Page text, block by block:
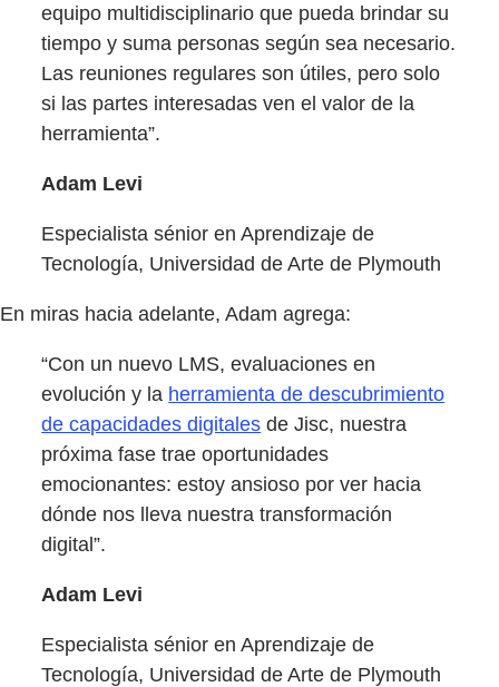
equipo multidisciplinario que pueda brindar su
tiempo y suma personas según sea necesario.
Las reuniones regulares son útiles, pero solo
si las partes interesadas ven el valor de la
herramienta”.
Adam Levi
Especialista sénior en Aprendizaje de
Tecnología, Universidad de Arte de Plymouth
En miras hacia adelante, Adam agrega:
“Con un nuevo LMS, evaluaciones en
evolución y la herramienta de descubrimiento
de capacidades digitales de Jisc, nuestra
próxima fase trae oportunidades
emocionantes: estoy ansioso por ver hacia
dónde nos lleva nuestra transformación
digital”.
Adam Levi
Especialista sénior en Aprendizaje de
Tecnología, Universidad de Arte de Plymouth